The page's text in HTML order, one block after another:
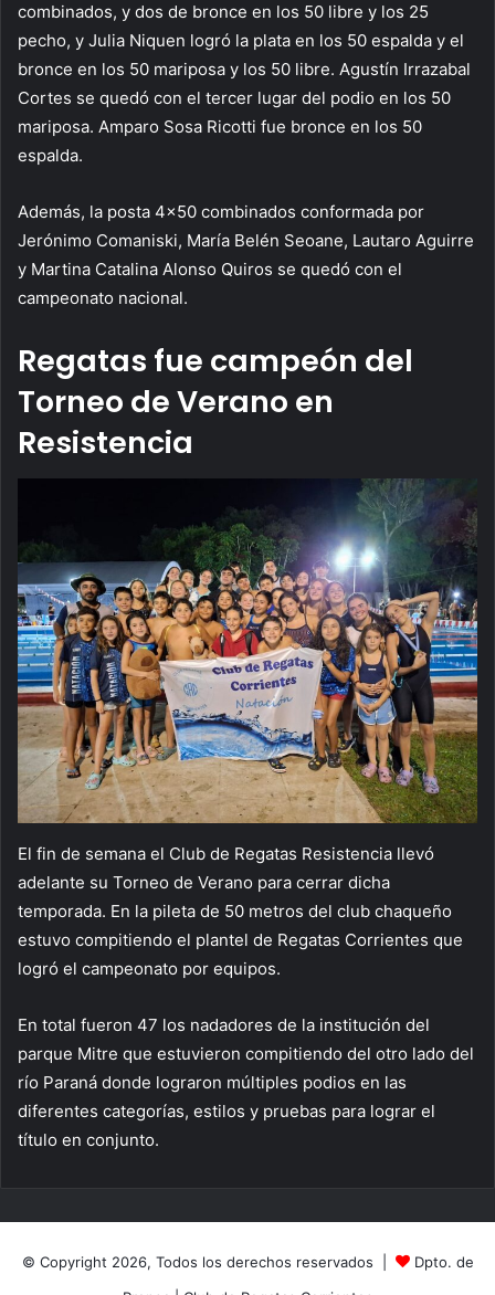
combinados, y dos de bronce en los 50 libre y los 25
pecho, y Julia Niquen logró la plata en los 50 espalda y el
bronce en los 50 mariposa y los 50 libre. Agustín Irrazabal
Cortes se quedó con el tercer lugar del podio en los 50
mariposa. Amparo Sosa Ricotti fue bronce en los 50
espalda.
Además, la posta 4×50 combinados conformada por
Jerónimo Comaniski, María Belén Seoane, Lautaro Aguirre
y Martina Catalina Alonso Quiros se quedó con el
campeonato nacional.
Regatas fue campeón del
Torneo de Verano en
Resistencia
El fin de semana el Club de Regatas Resistencia llevó
adelante su Torneo de Verano para cerrar dicha
temporada. En la pileta de 50 metros del club chaqueño
estuvo compitiendo el plantel de Regatas Corrientes que
logró el campeonato por equipos.
En total fueron 47 los nadadores de la institución del
parque Mitre que estuvieron compitiendo del otro lado del
río Paraná donde lograron múltiples podios en las
diferentes categorías, estilos y pruebas para lograr el
título en conjunto.
© Copyright 2026, Todos los derechos reservados |
Dpto. de